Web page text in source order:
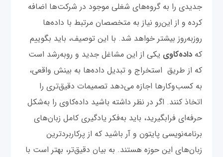
جدیدی را به گروه‌های شغلی موجود در شرکت‌ها اضافه
کرده و از این‌رو نیاز به متخصصان مرتبط با داده‌ها
روزبه‌روز بیشتر خواهد شد. با این توصیف، باید بگوییم
کهداده‌کاوی یکی از این مشاغل جدید و روبه‌رشد است
که از طریق استخراج و تبدیل داده‌ها به بینش واقعی،
به کسب‌وکارها اجازه می‌دهد تصمیمات دقیق‌تری را
اتخاذ کنند. اگر در نظر داشته باشید داده‌کاوی را به‌شکل
حرفه‌ای فرابگیرید، باید به‌فکر یادگیری کامل زبان‌های
برنامه‌نویسی پایتون و آر باشید که از پرکاربردترین
زبان‌های این حوزه هستند. به بیان دقیق‌تر، بهتر است با